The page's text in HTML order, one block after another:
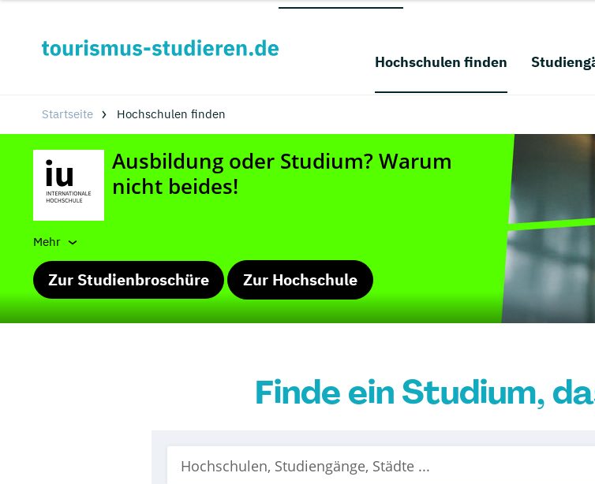
Hochschulen finden
Startseite Hochschulen finden
Mehr
Zur Studienbroschüre Zur Hochschule
Finde ein Studium,